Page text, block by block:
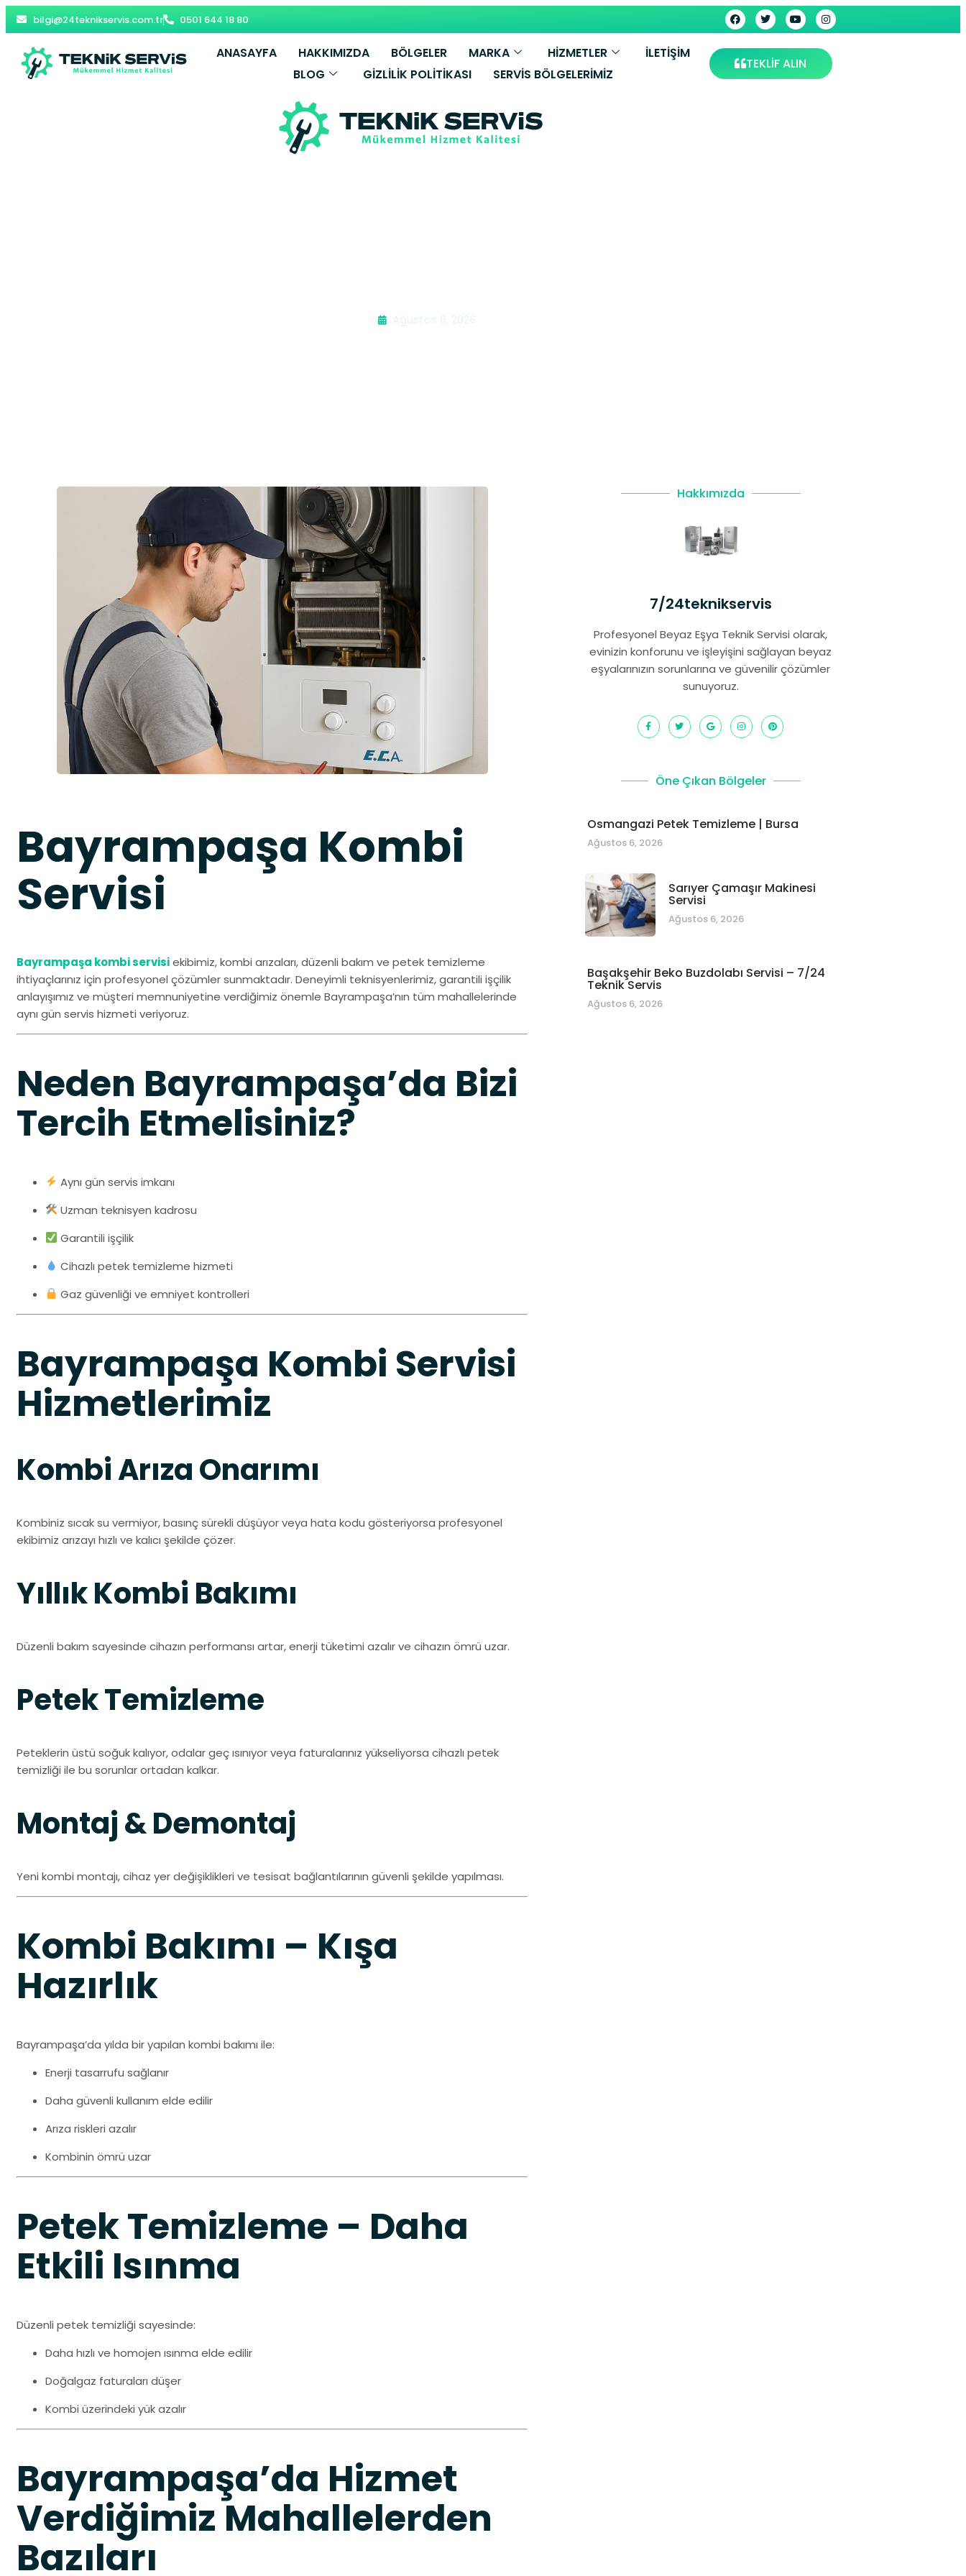
bilgi@24teknikservis.com.tr 0501 644 18 80
ANASAYFA HAKKIMIZDA BÖLGELER MARKA HİZMETLER
İLETIŞIM
BLOG
GIZLILIK POLITIKASI SERVIS BÖLGELERIMIZ
TEKLİF ALIN
Ağustos 6, 2026
Bayrampaşa Kombi
Servisi
Bayrampaşa kombi servisiekibimiz, kombi arızaları, düzenli bakım ve petek temizleme
ihtiyaçlarınız için profesyonel çözümler sunmaktadır. Deneyimli teknisyenlerimiz, garantili işçilik
anlayışımız ve müşteri memnuniyetine verdiğimiz önemle Bayrampaşa’nın tüm mahallelerinde
aynı gün servis hizmeti veriyoruz.
Neden Bayrampaşa’da Bizi
Tercih Etmelisiniz?
Aynı gün servis imkanı
Uzman teknisyen kadrosu
Garantili işçilik
Cihazlı petek temizleme hizmeti
Gaz güvenliği ve emniyet kontrolleri
Bayrampaşa Kombi Servisi
Hizmetlerimiz
Kombi Arıza Onarımı
Kombiniz sıcak su vermiyor, basınç sürekli düşüyor veya hata kodu gösteriyorsa profesyonel
ekibimiz arızayı hızlı ve kalıcı şekilde çözer.
Yıllık Kombi Bakımı
Düzenli bakım sayesinde cihazın performansı artar, enerji tüketimi azalır ve cihazın ömrü uzar.
Petek Temizleme
Peteklerin üstü soğuk kalıyor, odalar geç ısınıyor veya faturalarınız yükseliyorsa cihazlı petek
temizliği ile bu sorunlar ortadan kalkar.
Montaj & Demontaj
Yeni kombi montajı, cihaz yer değişiklikleri ve tesisat bağlantılarının güvenli şekilde yapılması.
Kombi Bakımı – Kışa
Hazırlık
Bayrampaşa’da yılda bir yapılan kombi bakımı ile:
Enerji tasarrufu sağlanır
Daha güvenli kullanım elde edilir
Arıza riskleri azalır
Kombinin ömrü uzar
Petek Temizleme – Daha
Etkili Isınma
Düzenli petek temizliği sayesinde:
Daha hızlı ve homojen ısınma elde edilir
Doğalgaz faturaları düşer
Kombi üzerindeki yük azalır
Bayrampaşa’da Hizmet
Verdiğimiz Mahallelerden
Bazıları
Hakkımızda
7/24teknikservis
Profesyonel Beyaz Eşya Teknik Servisi olarak,
evinizin konforunu ve işleyişini sağlayan beyaz
eşyalarınızın sorunlarına ve güvenilir çözümler
sunuyoruz.
Öne Çıkan Bölgeler
Osmangazi Petek Temizleme | Bursa
Ağustos 6, 2026
Sarıyer Çamaşır Makinesi
Servisi
Ağustos 6, 2026
Başakşehir Beko Buzdolabı Servisi – 7/24
Teknik Servis
Ağustos 6, 2026